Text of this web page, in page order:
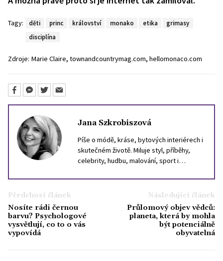
Tagy: děti princ království monako etika
grimasy
disciplína
Zdroje: Marie Claire, townandcountrymag.com, hellomonaco.com
Jana Szkrobiszová
Píše o módě, kráse, bytových interiérech i
skutečném životě. Miluje styl, příběhy,
celebrity, hudbu, malování, sport i
lidech kolem sebe. Věří, že dobrý text
může být stejně silný jako dobrý parfém,
který ve vás zanechá stopu.
Předchozí článek
Nosíte rádi černou
barvu? Psychologové
vysvětlují, co to o vás
vypovídá
Následující článek
Průlomový objev vědců:
planeta, která by mohla
být potenciálně
obyvatelná